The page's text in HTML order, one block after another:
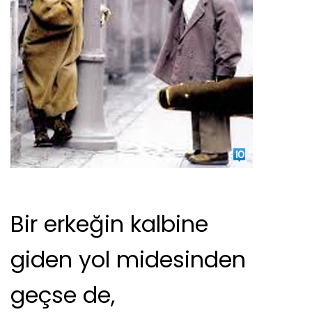
Bir erkeğin kalbine
giden yol midesinden
geçse de,